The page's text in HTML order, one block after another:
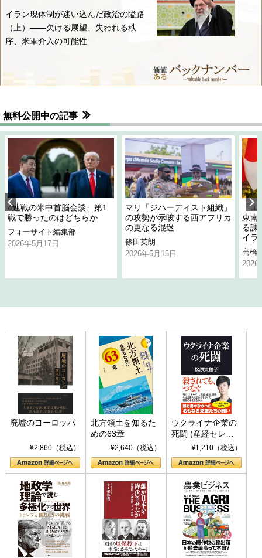
イラン現体制が迷い込んだ政治の隘路
（上）――欠ける展望、失われる秩
序、米軍介入の可能性
無料公開中の記事
4連戦の米中首脳会談、第1
戦で勝ったのはどちらか
フォーサイト編集部
2026年5月17日
マリ「ジハーディスト組織」
の攻勢が示唆する西アフリカ
の更なる混迷
篠田英朗
2026年5月15日
「
東南
る課
イラ
高橋
2026
廃墟のヨーロッパ
¥2,860（税込）
北方領土を知るた
めの63章
¥2,640（税込）
ウクライナ企業の
死闘 (産経セレク
ト S 039)¥1,210（税込）